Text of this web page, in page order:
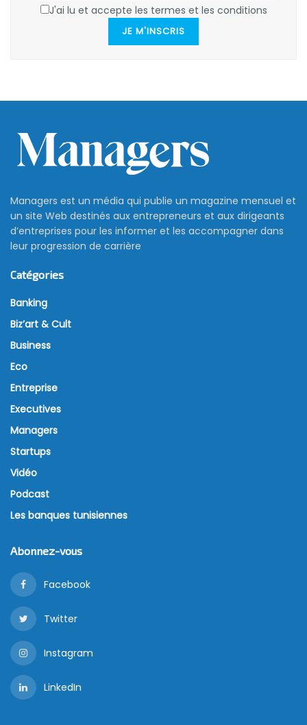
J'ai lu et accepte les termes et les conditions
JE M'INSCRIS
Managers est un média qui publie un magazine mensuel et
un site Web destinés aux entrepreneurs et aux dirigeants
d’entreprises pour les informer et les accompagner dans
leur progression de carrière
Catégories
Banking
Biz’art & Cult
Business
Eco
Entreprise
Executives
Managers
Startups
Vidéo
Podcast
Les banques tunisiennes
Abonnez-vous
Facebook
Twitter
Instagram
LinkedIn